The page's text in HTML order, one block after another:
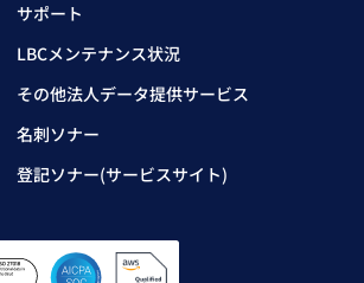
サポート
LBCメンテナンス状況
その他法人データ提供サービス
名刺ソナー
登記ソナー(サービスサイト)